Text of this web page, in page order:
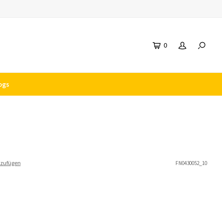
0
FN0430052_10